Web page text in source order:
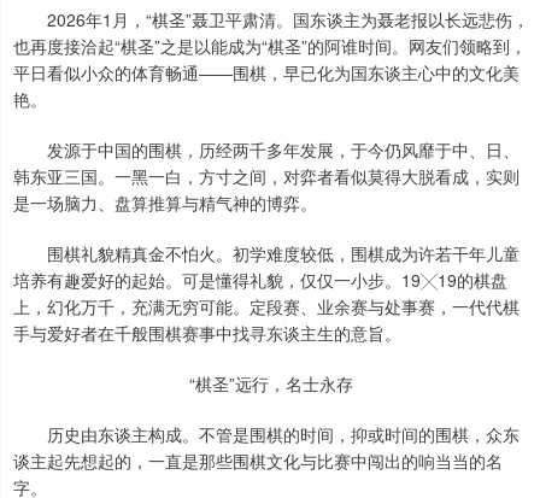
2026年1月，“棋圣”聂卫平肃清。国东谈主为聂老报以长远悲伤，
也再度接洽起“棋圣”之是以能成为“棋圣”的阿谁时间。网友们领略到，
平日看似小众的体育畅通——围棋，早已化为国东谈主心中的文化美
艳。
发源于中国的围棋，历经两千多年发展，于今仍风靡于中、日、
韩东亚三国。一黑一白，方寸之间，对弈者看似莫得大脱看成，实则
是一场脑力、盘算推算与精气神的博弈。
围棋礼貌精真金不怕火。初学难度较低，围棋成为许若干年儿童
培养有趣爱好的起始。可是懂得礼貌，仅仅一小步。19╳19的棋盘
上，幻化万千，充满无穷可能。定段赛、业余赛与处事赛，一代代棋
手与爱好者在千般围棋赛事中找寻东谈主生的意旨。
“棋圣”远行，名士永存
历史由东谈主构成。不管是围棋的时间，抑或时间的围棋，众东
谈主起先想起的，一直是那些围棋文化与比赛中闯出的响当当的名
字。